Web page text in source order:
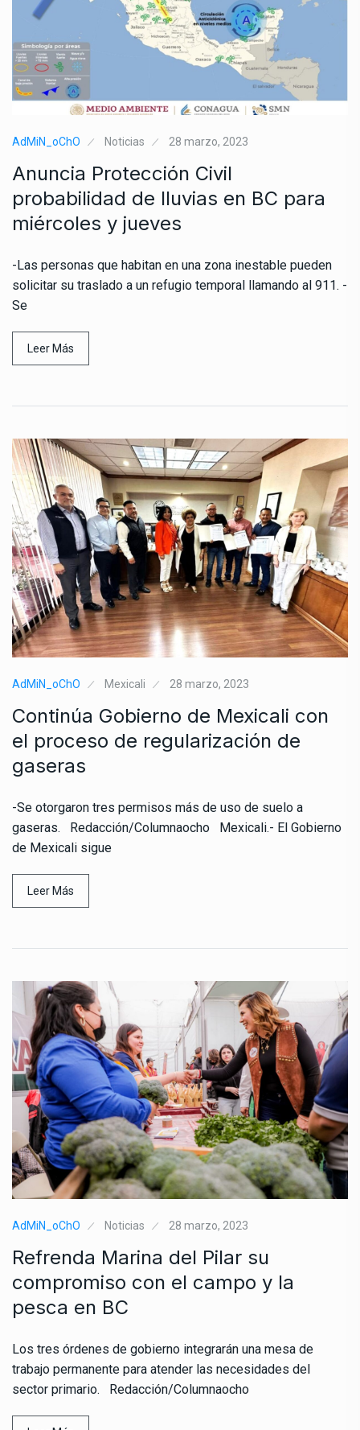
AdMiN_oChO Noticias 28 marzo, 2023
Anuncia Protección Civil
probabilidad de lluvias en BC para
miércoles y jueves
-Las personas que habitan en una zona inestable pueden
solicitar su traslado a un refugio temporal llamando al 911. -
Se
Leer Más
AdMiN_oChO Mexicali 28 marzo, 2023
Continúa Gobierno de Mexicali con
el proceso de regularización de
gaseras
-Se otorgaron tres permisos más de uso de suelo a
gaseras. Redacción/Columnaocho Mexicali.- El Gobierno
de Mexicali sigue
Leer Más
AdMiN_oChO Noticias 28 marzo, 2023
Refrenda Marina del Pilar su
compromiso con el campo y la
pesca en BC
Los tres órdenes de gobierno integrarán una mesa de
trabajo permanente para atender las necesidades del
sector primario. Redacción/Columnaocho